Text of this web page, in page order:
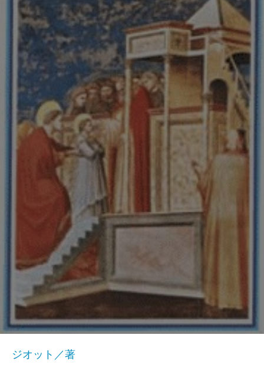
ジオット／著